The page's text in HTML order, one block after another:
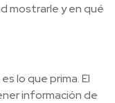
mostrarle y en qué
lo que prima. El
información de